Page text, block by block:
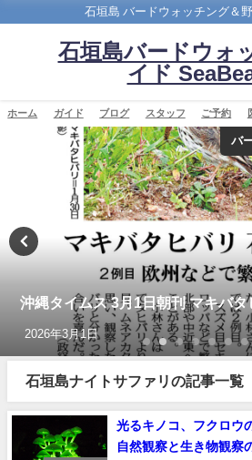
石垣島 バードウォッチング＆
石垣島バードウォ
イド
ホーム ガイド ブログ スタッフ ご予約
バ
沖縄タイムス 3月1日朝刊 マキバ
2026年3月1日
石垣島ナイトサファリの記事一覧
光るキノコ、フクロウ
自然観察と生き物観察